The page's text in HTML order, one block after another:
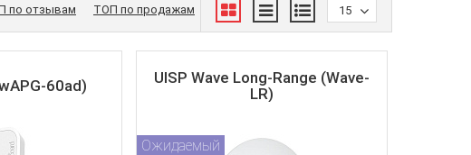
по отзывам ТОП по продажам 15
60ad)
UISP Wave Long-Range (Wave-
LR)
Ожидаемый